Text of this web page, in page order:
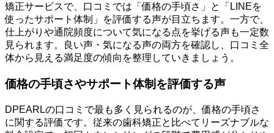
矯正サービスで、口コミでは「価格の手頃さ」と「LINEを
使ったサポート体制」を評価する声が目立ちます。一方で、
仕上がりや通院頻度について気になる点を挙げる声も一定数
見られます。良い声・気になる声の両方を確認し、口コミ全
体から見える満足度の傾向を整理していきましょう。
価格の手頃さやサポート体制を評価する声
DPEARLの口コミで最も多く見られるのが、価格の手頃さ
に関する評価です。従来の歯科矯正と比べてリーズナブルな